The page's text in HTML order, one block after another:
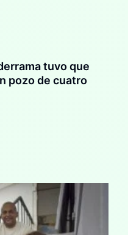
tuvo que
pozo de cuatro